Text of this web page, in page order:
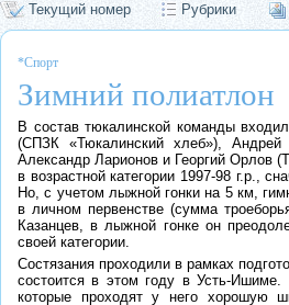
Текущий номер Рубрики
*Спорт
Зимний полиатлон
В состав тюкалинской команды
(СПЗК «Тюкалинский хлеб»), Андрей
Александр Ларионов и Георгий Орлов
в возрастной категории 1997-98 г.р.,
Но, с учетом лыжной гонки на 5 км,
в личном первенстве (сумма
Казанцев, в лыжной гонке он
своей категории.
Состязания проходили в рамках
состоится в этом году в Усть-
которые проходят у него хорошую